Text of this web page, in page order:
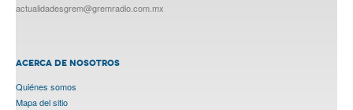
actualidadesgrem@gremradio.com.mx
ACERCA DE NOSOTROS
Quiénes somos
Mapa del sitio